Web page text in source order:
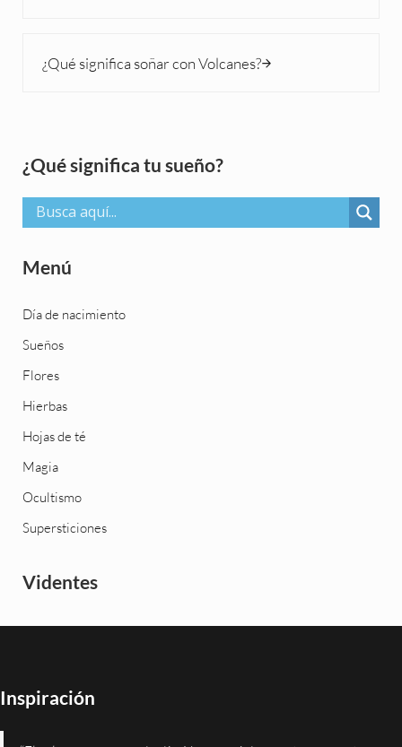
¿Qué significa soñar con Volcanes?
Sidebar
¿Qué significa tu sueño?
Menú
Día de nacimiento
Sueños
Flores
Hierbas
Hojas de té
Magia
Ocultismo
Supersticiones
Videntes
Inspiración